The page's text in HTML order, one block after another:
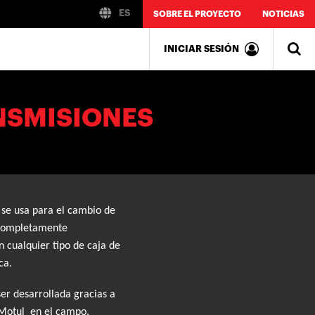
ES SOBRE EL PROYECTO NOTICIAS
INICIAR SESIÓN
usa para el cambio de
cualquier tipo de caja de
desarrollada gracias a
en el campo.